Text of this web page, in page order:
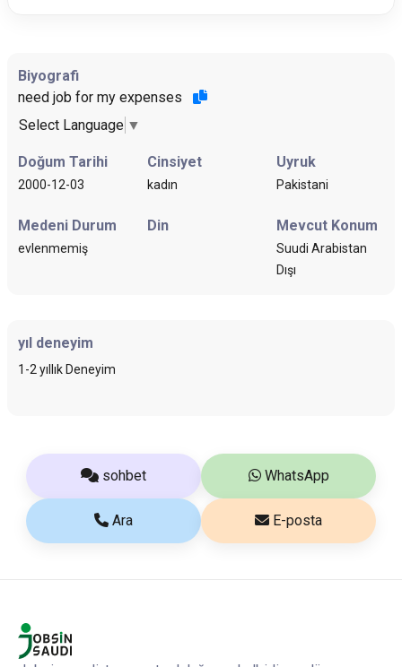
Biyografi
need job for my expenses
Select Language ▼
Doğum Tarihi
2000-12-03
Cinsiyet
kadın
Uyruk
Pakistani
Medeni Durum
evlenmemiş
Din Mevcut Konum
Suudi Arabistan
Dışı
yıl deneyim
1-2 yıllık Deneyim
sohbet WhatsApp
Ara E-posta